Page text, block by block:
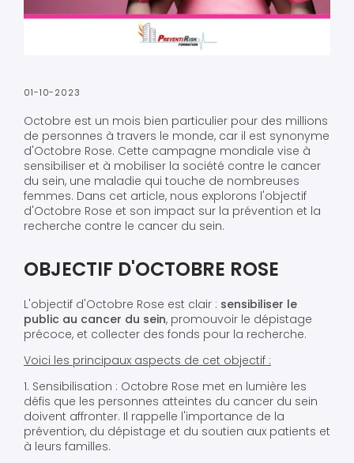
01-10-2023
Octobre est un mois bien particulier pour des millions
de personnes à travers le monde, car il est synonyme
d'Octobre Rose. Cette campagne mondiale vise à
sensibiliser et à mobiliser la société contre le cancer
du sein, une maladie qui touche de nombreuses
femmes. Dans cet article, nous explorons l'objectif
d'Octobre Rose et son impact sur la prévention et la
recherche contre le cancer du sein.
OBJECTIF D'OCTOBRE ROSE
L'objectif d'Octobre Rose est clair : sensibiliser le
public au cancer du sein, promouvoir le dépistage
précoce, et collecter des fonds pour la recherche.
Voici les principaux aspects de cet objectif :
1. Sensibilisation : Octobre Rose met en lumière les
défis que les personnes atteintes du cancer du sein
doivent affronter. Il rappelle l'importance de la
prévention, du dépistage et du soutien aux patients et
à leurs familles.